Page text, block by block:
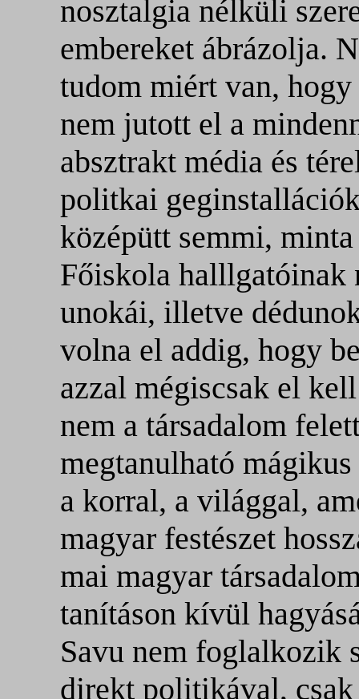
nosztalgia nélküli
embereket ábrázolja.
tudom miért van,
nem jutott el a
absztrakt média és
politkai
középütt semmi,
Főiskola halllgatóinak
unokái, illetve
volna el addig, hogy
azzal mégiscsak el
nem a társadalom
megtanulható
a korral, a világgal,
magyar festészet
mai magyar
tanításon kívül
Savu nem foglalkozik
direkt politikával, csak